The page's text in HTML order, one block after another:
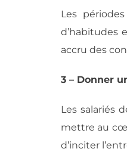
Les
d’habitudes
accru des
3 – Donner
Les salariés
mettre au
d’inciter